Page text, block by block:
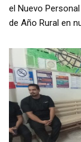
el Nuevo
de Año Rural en